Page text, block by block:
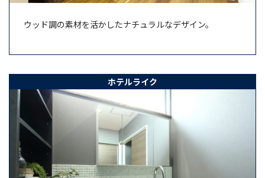
ウッド調の素材を活かしたナチュラルなデザイン。
ホテルライク